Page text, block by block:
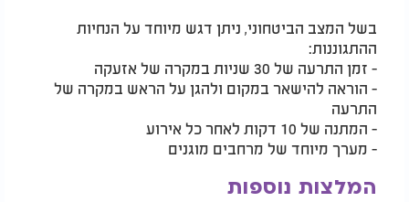
בשל המצב הביטחוני, ניתן דגש מיוחד על הנחיות
ההתגוננות:
- זמן התרעה של 30 שניות במקרה של אזעקה
- הוראה להישאר במקום ולהגן על הראש במקרה של
התרעה
- המתנה של 10 דקות לאחר כל אירוע
- מערך מיוחד של מרחבים מוגנים
המלצות נוספות